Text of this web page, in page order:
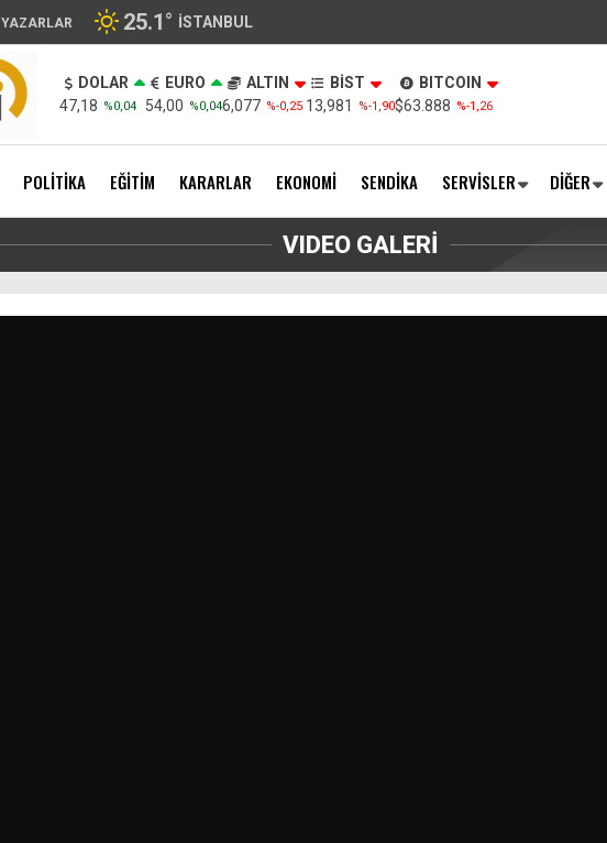
YAZARLAR 25.1° İSTANBUL
DOLAR
47,18 %0,04
EURO
54,00 %0,04
ALTIN
6,077 %-0,25
BİST
13,981
%-1,90
BITCOIN
$63.888 %-1,26
POLİTİKA EĞİTİM KARARLAR EKONOMİ SENDİKA SERVİSLER DİĞER
VIDEO GALERİ